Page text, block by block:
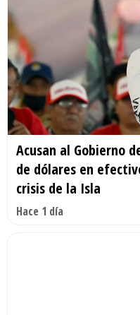
Acusan al Gobierno
de dólares en
crisis de la Isla
Hace 1 día